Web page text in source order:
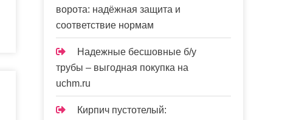
ворота: надёжная защита и
соответствие нормам
Надежные бесшовные б/у
трубы – выгодная покупка на
uchm.ru
Кирпич пустотелый: